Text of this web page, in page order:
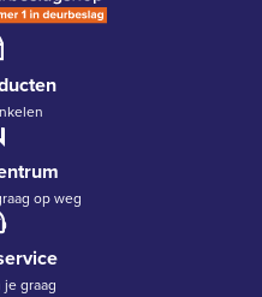
op weg
graag